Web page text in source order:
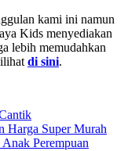
kami ini namun
Kids menyediakan
lebih memudahkan
di sini.
Harga Super Murah
Perempuan